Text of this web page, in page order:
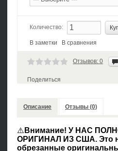
Количество:
В заметки В сравнения
Отзывов: 0
Поделиться
Описание Отзывы (0)
⚠️ Внимание! У НАС
ОРИГИНАЛ ИЗ США. Это
обрезанные